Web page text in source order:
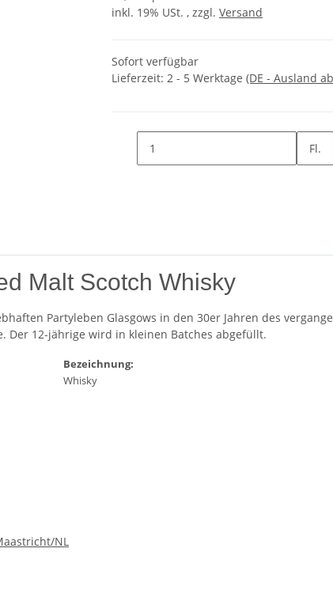
inkl. 19% USt. , zzgl. Versand
Sofort verfügbar
Lieferzeit: 2 - 5 Werktage (DE - Ausland
Fl.
Malt Scotch Whisky
Partyleben Glasgows in den 30er Jahren des
Der 12-jährige wird in kleinen Batches abgefüllt.
Bezeichnung:
Whisky
NL